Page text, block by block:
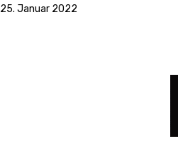
25. Januar 2022